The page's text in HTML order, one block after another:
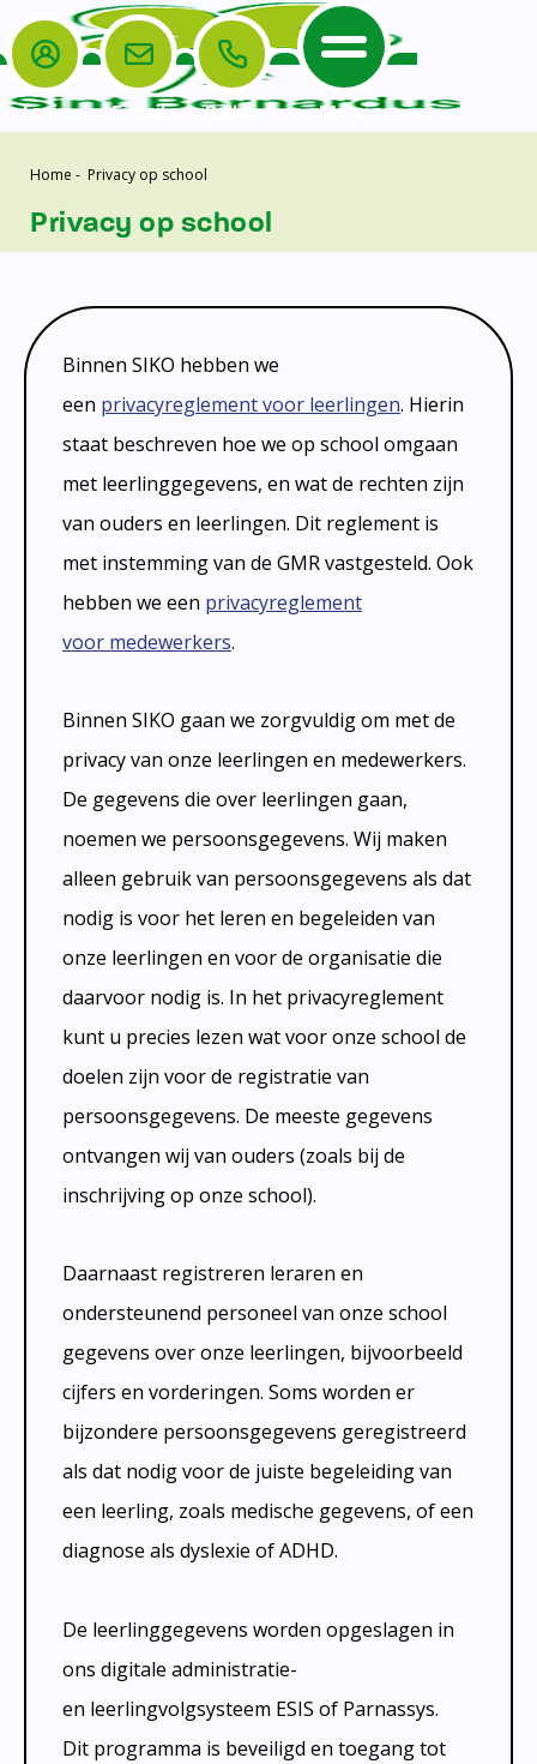
Home
De School
De School
Missie en visie
Veiligheidsplan
Onderwijs
Leerlingenraad
Leerlingenzorg
Leerlingenzorg
Kanjertraining
Doorstroomtoets
Jeugdprofessional op school
Centrum Jeugd en Gezin
Schoollogopedie
schoolondersteuningsprofiel
Schooltijden
Absentie
Vakanties
Aanmelden
Gezonde school
Kinderopvang
BSO
Routebeschrijving
Privacy
Het Team
Ouders
Ouders
Voorschoolse en naschoolse opvang
TussenSchoolse Opvang (TSO)
Ouderraad (OR)
Medezeggenschapsraad (MR)
Formulieren
Klachtenregeling
Contact
Login E-mail Bellen Menu
Home - Privacy op school
Privacy op school
Binnen SIKO hebben we
een privacyreglement voor leerlingen. Hierin
staat beschreven hoe we op school omgaan
met leerlinggegevens, en wat de rechten zijn
van ouders en leerlingen. Dit reglement is
met instemming van de GMR vastgesteld. Ook
hebben we een privacyreglement
voor medewerkers.
Binnen SIKO gaan we zorgvuldig om met de
privacy van onze leerlingen en medewerkers.
De gegevens die over leerlingen gaan,
noemen we persoonsgegevens. Wij maken
alleen gebruik van persoonsgegevens als dat
nodig is voor het leren en begeleiden van
onze leerlingen en voor de organisatie die
daarvoor nodig is. In het privacyreglement
kunt u precies lezen wat voor onze school de
doelen zijn voor de registratie van
persoonsgegevens. De meeste gegevens
ontvangen wij van ouders (zoals bij de
inschrijving op onze school).
Daarnaast registreren leraren en
ondersteunend personeel van onze school
gegevens over onze leerlingen, bijvoorbeeld
cijfers en vorderingen. Soms worden er
bijzondere persoonsgegevens geregistreerd
als dat nodig voor de juiste begeleiding van
een leerling, zoals medische gegevens, of een
diagnose als dyslexie of ADHD.
De leerlinggegevens worden opgeslagen in
ons digitale administratie-
en leerlingvolgsysteem ESIS of Parnassys.
Dit programma is beveiligd en toegang tot